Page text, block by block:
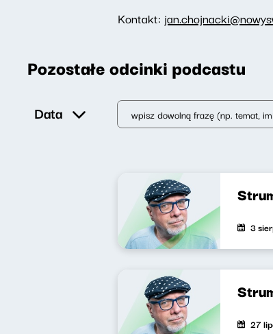
Kontakt:
Pozostałe odcinki podcastu
Data
3
27